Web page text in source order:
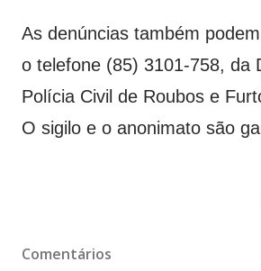
As denúncias também
o telefone (85) 3101-758, da
Polícia Civil de Roubos e
O sigilo e o anonimato são
Comentários